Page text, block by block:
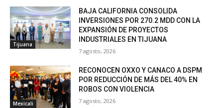
Tijuana
BAJA CALIFORNIA CONSOLIDA
INVERSIONES POR 270.2 MDD CON LA
EXPANSIÓN DE PROYECTOS
INDUSTRIALES EN TIJUANA
7 agosto, 2026
Mexicali
RECONOCEN OXXO Y CANACO A DSPM
POR REDUCCIÓN DE MÁS DEL 40% EN
ROBOS CON VIOLENCIA
7 agosto, 2026